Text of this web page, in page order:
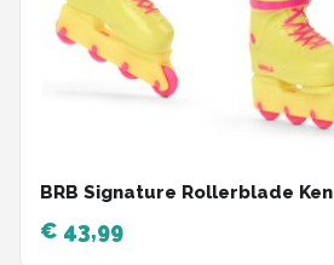
BRB Signature Rollerblade Ken
€ 43,99